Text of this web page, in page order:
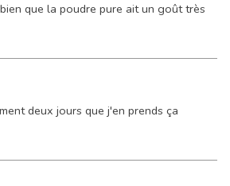
que la poudre pure ait un goût très
deux jours que j'en prends ça